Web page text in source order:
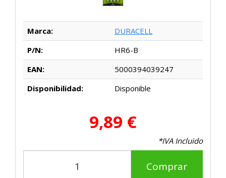
Marca:
DURACELL
P/N:
HR6-B
EAN:
5000394039247
Disponibilidad:
Disponible
9,89 €
*IVA Incluido
Comprar